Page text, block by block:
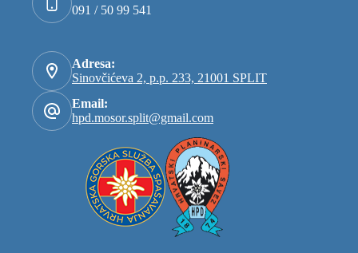
091 / 50 99 541
Adresa:
Sinovčićeva 2, p.p. 233, 21001 SPLIT
Email:
hpd.mosor.split@gmail.com